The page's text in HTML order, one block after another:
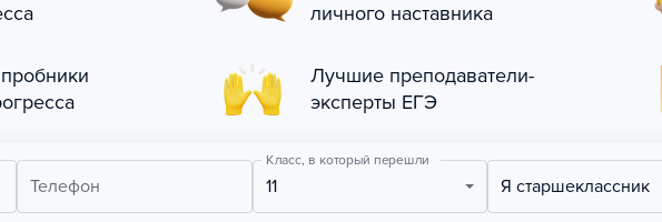
личного наставника
Лучшие преподаватели-
эксперты ЕГЭ
Телефон
Класс, в который перешли
11 Я старшеклассник